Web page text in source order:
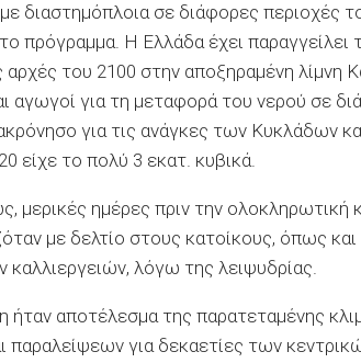
διαστημόπλοια σε διάφορες περιοχές
πρόγραμμα. Η Ελλάδα έχει παραγγείλει
του 2100 στην αποξηραμένη λίμνη
αγωγοί για τη μεταφορά του νερού σε
για τις ανάγκες των Κυκλάδων
είχε το πολύ 3 εκατ. κυβικά.
μερικές ημέρες πριν την
με δελτίο στους κατοίκους, όπως
λόγω της λειψυδρίας.
ήταν αποτέλεσμα της παρατεταμένης
παραλείψεων για δεκαετίες των